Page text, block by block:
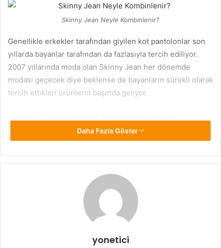
Skinny Jean Neyle Kombinlenir?
Genellikle erkekler tarafından giyilen kot pantolonlar son
yıllarda bayanlar tarafından da fazlasıyla tercih ediliyor.
2007 yıllarında moda olan Skinny Jean her dönemde
modası geçecek diye beklense de bayanların sürekli olarak
tercih ettikleri ürünlerin başında geliyor.
pantolonlar bayanlara ayrı bir şıklık katarak çekiciliklerini
ön plana çıkarıyor. Her alanda olduğu gibi bu pantolonları
giyerken de dikkat edilmesi gereken durumlar var. Bu
Daha Fazla Göster
yonetici